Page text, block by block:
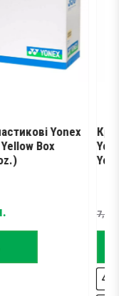
Кросівки для
Yonex Cascade
Yellow/Graphite
Original
7,999 грн..
Current
4,899 грн..